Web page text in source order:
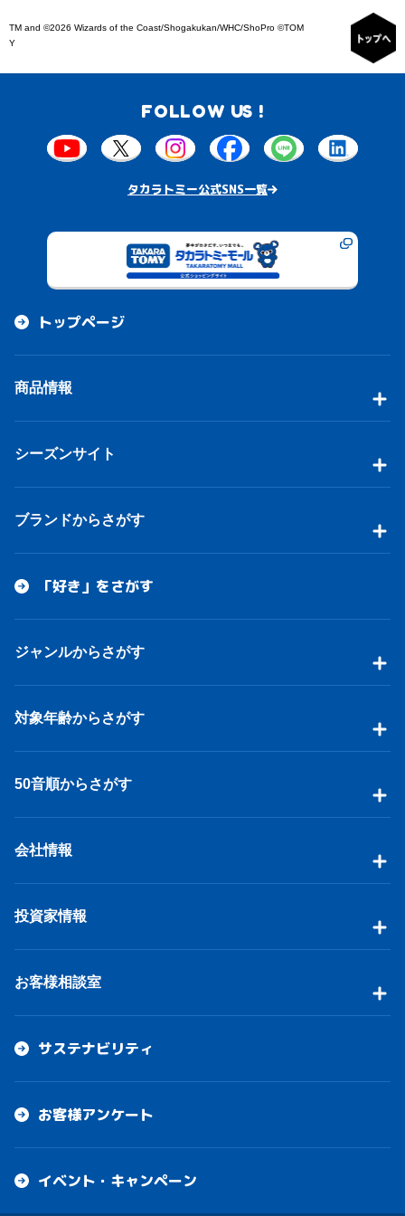
TM and ©2026 Wizards of the Coast/Shogakukan/WHC/ShoPro ©TOM
Y
FOLLOW US !
タカラトミー公式SNS一覧
トップページ
商品情報
シーズンサイト
ブランドからさがす
「好き」をさがす
ジャンルからさがす
対象年齢からさがす
50音順からさがす
会社情報
投資家情報
お客様相談室
サステナビリティ
お客様アンケート
イベント・キャンペーン